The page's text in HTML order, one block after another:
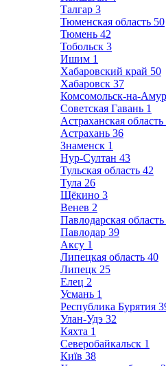
Талгар 3
Тюменская область 50
Тюмень 42
Тобольск 3
Ишим 1
Хабаровский край 50
Хабаровск 37
Комсомольск-на-
Советская Гавань 1
Астраханская область
Астрахань 36
Знаменск 1
Нур-Султан 43
Тульская область 42
Тула 26
Щёкино 3
Венев 2
Павлодарская область
Павлодар 39
Аксу 1
Липецкая область 40
Липецк 25
Елец 2
Усмань 1
Республика Бурятия
Улан-Удэ 32
Кяхта 1
Северобайкальск 1
Київ 38